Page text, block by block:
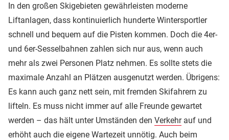
In den großen Skigebieten gewährleisten moderne
Liftanlagen, dass kontinuierlich hunderte Wintersportler
schnell und bequem auf die Pisten kommen. Doch die 4er-
und 6er-Sesselbahnen zahlen sich nur aus, wenn auch
mehr als zwei Personen Platz nehmen. Es sollte stets die
maximale Anzahl an Plätzen ausgenutzt werden. Übrigens:
Es kann auch ganz nett sein, mit fremden Skifahrern zu
lifteln. Es muss nicht immer auf alle Freunde gewartet
werden – das hält unter Umständen den Verkehrauf und
erhöht auch die eigene Wartezeit unnötig. Auch beim